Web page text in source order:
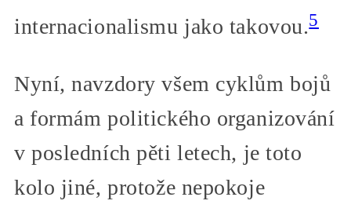
internacionalismu jako takovou.5
Nyní, navzdory všem cyklům bojů
a formám politického organizování
v posledních pěti letech, je toto
kolo jiné, protože nepokoje